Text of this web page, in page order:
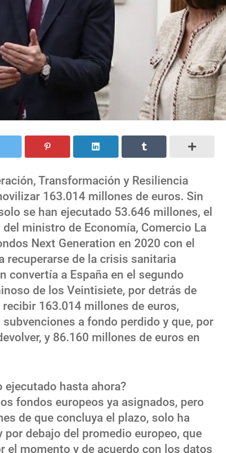
Transformación y Resiliencia
163.014 millones de euros. Sin
se han ejecutado 53.646 millones, el
ministro de Economía, Comercio La
Next Generation en 2020 con el
recuperarse de la crisis sanitaria
convertía a España en el segundo
de los Veintisiete, por detrás de
163.014 millones de euros,
a fondo perdido y que, por
y 86.160 millones de euros en
ejecutado hasta ahora?
fondos europeos ya asignados, pero
de que concluya el plazo, solo ha
debajo del promedio europeo, que
el momento y de acuerdo con los datos